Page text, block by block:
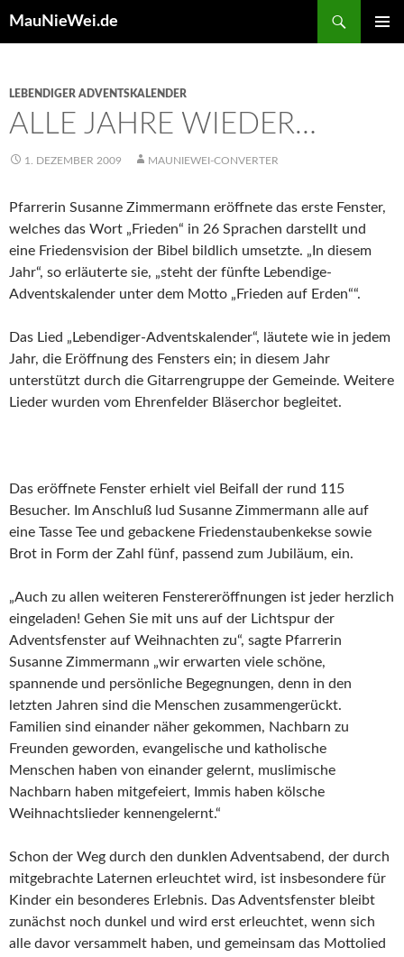
MauNieWei.de
LEBENDIGER ADVENTSKALENDER
ALLE JAHRE WIEDER…
1. DEZEMBER 2009 MAUNIEWEI-CONVERTER
Pfarrerin Susanne Zimmermann eröffnete das erste Fenster,
welches das Wort „Frieden“ in 26 Sprachen darstellt und
eine Friedensvision der Bibel bildlich umsetzte. „In diesem
Jahr“, so erläuterte sie, „steht der fünfte Lebendige-
Adventskalender unter dem Motto „Frieden auf Erden““.
Das Lied „Lebendiger-Adventskalender“, läutete wie in jedem
Jahr, die Eröffnung des Fensters ein; in diesem Jahr
unterstützt durch die Gitarrengruppe der Gemeinde. Weitere
Lieder wurden vom Ehrenfelder Bläserchor begleitet.
Das eröffnete Fenster erhielt viel Beifall der rund 115
Besucher. Im Anschluß lud Susanne Zimmermann alle auf
eine Tasse Tee und gebackene Friedenstaubenkekse sowie
Brot in Form der Zahl fünf, passend zum Jubiläum, ein.
„Auch zu allen weiteren Fenstereröffnungen ist jeder herzlich
eingeladen! Gehen Sie mit uns auf der Lichtspur der
Adventsfenster auf Weihnachten zu“, sagte Pfarrerin
Susanne Zimmermann „wir erwarten viele schöne,
spannende und persönliche Begegnungen, denn in den
letzten Jahren sind die Menschen zusammengerückt.
Familien sind einander näher gekommen, Nachbarn zu
Freunden geworden, evangelische und katholische
Menschen haben von einander gelernt, muslimische
Nachbarn haben mitgefeiert, Immis haben kölsche
Weihnachtslieder kennengelernt.“
Schon der Weg durch den dunklen Adventsabend, der durch
mitgebrachte Laternen erleuchtet wird, ist insbesondere für
Kinder ein besonderes Erlebnis. Das Adventsfenster bleibt
zunächst noch dunkel und wird erst erleuchtet, wenn sich
alle davor versammelt haben, und gemeinsam das Mottolied